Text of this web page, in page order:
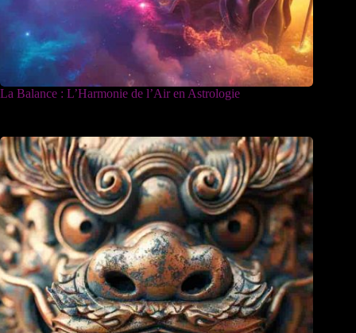
La Balance : L’Harmonie de l’Air en Astrologie